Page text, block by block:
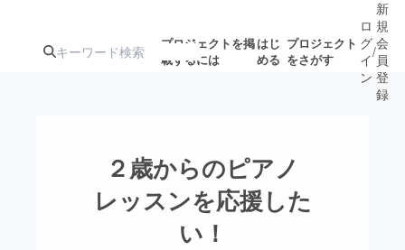
プロジェクトを掲
載するには
はじ
める
プロジェクト
をさがす
注目の新着プロ
ジェクト
募集終了が近いプ
ロジェクト
ロ
グ
イ
ン
/
新
規
会
員
登
録
２歳からのピアノ
レッスンを応援した
い！